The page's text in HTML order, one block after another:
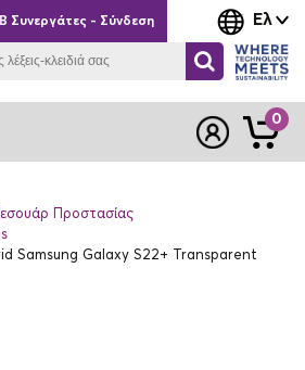
Ελ
Συνεργάτες - Σύνδεση
0
Προστασίας
Samsung Galaxy S22+ Transparent